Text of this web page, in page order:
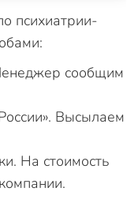
психиатрии-
сообщим
Высылаем
На стоимость